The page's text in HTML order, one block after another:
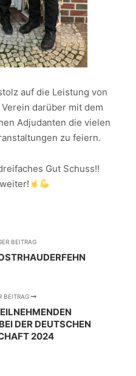
auf die Leistung von
darüber mit dem
Adjudanten die vielen
zu feiern.
Gut Schuss!!
BEITRAG
BEITRAG
DER DEUTSCHEN
2024